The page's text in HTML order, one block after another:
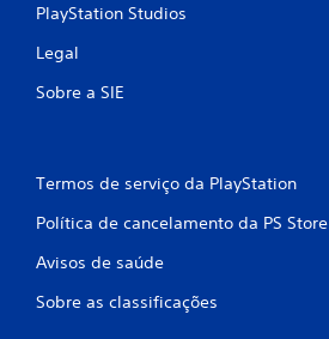
PlayStation Studios
Legal
Sobre a SIE
Termos de serviço da PlayStation
Política de cancelamento da PS Store
Avisos de saúde
Sobre as classificações